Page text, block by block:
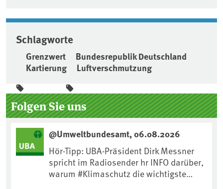
Schlagworte
Grenzwert
Bundesrepublik Deutschland
Kartierung
Luftverschmutzung
Seitenleiste
Folgen Sie uns
@Umweltbundesamt, 06.08.2026
Hör-Tipp: UBA-Präsident Dirk Messner
spricht im Radiosender hr INFO darüber,
warum #Klimaschutz die wichtigste